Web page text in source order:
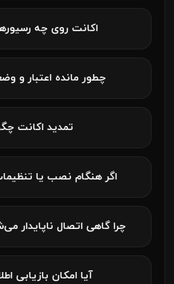
اکانت روی چه
چطور مانده اعتبار و
تمدید اکانت
اگر هنگام نصب یا
چرا گاهی اتصال ناپایدار
آیا امکان بازیابی